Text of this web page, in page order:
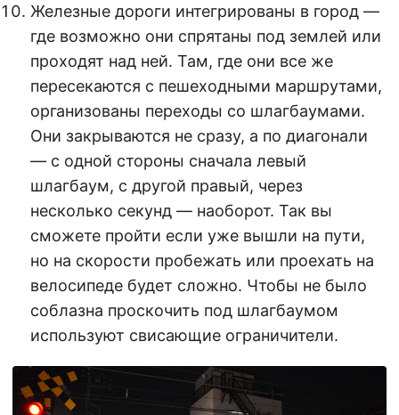
Железные дороги интегрированы в город —
где возможно они спрятаны под землей или
проходят над ней. Там, где они все же
пересекаются с пешеходными маршрутами,
организованы переходы со шлагбаумами.
Они закрываются не сразу, а по диагонали
— с одной стороны сначала левый
шлагбаум, с другой правый, через
несколько секунд — наоборот. Так вы
сможете пройти если уже вышли на пути,
но на скорости пробежать или проехать на
велосипеде будет сложно. Чтобы не было
соблазна проскочить под шлагбаумом
используют свисающие ограничители.